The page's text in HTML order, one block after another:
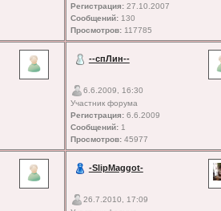
Регистрация:27.10.2007
Сообщений:130
Просмотров:117785
--спЛин--
6.6.2009, 16:30
Участник форума
Регистрация:6.6.2009
Сообщений:1
Просмотров:45977
-SlipMaggot-
26.7.2010, 17:09